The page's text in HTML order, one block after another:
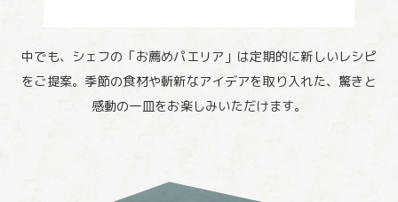
中でも、シェフの「お薦めパエリア」は定期的に新しいレシピ
をご提案。季節の食材や斬新なアイデアを取り入れた、驚きと
感動の一皿をお楽しみいただけます。